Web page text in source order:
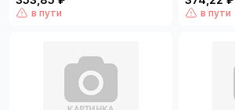
в пути в пути